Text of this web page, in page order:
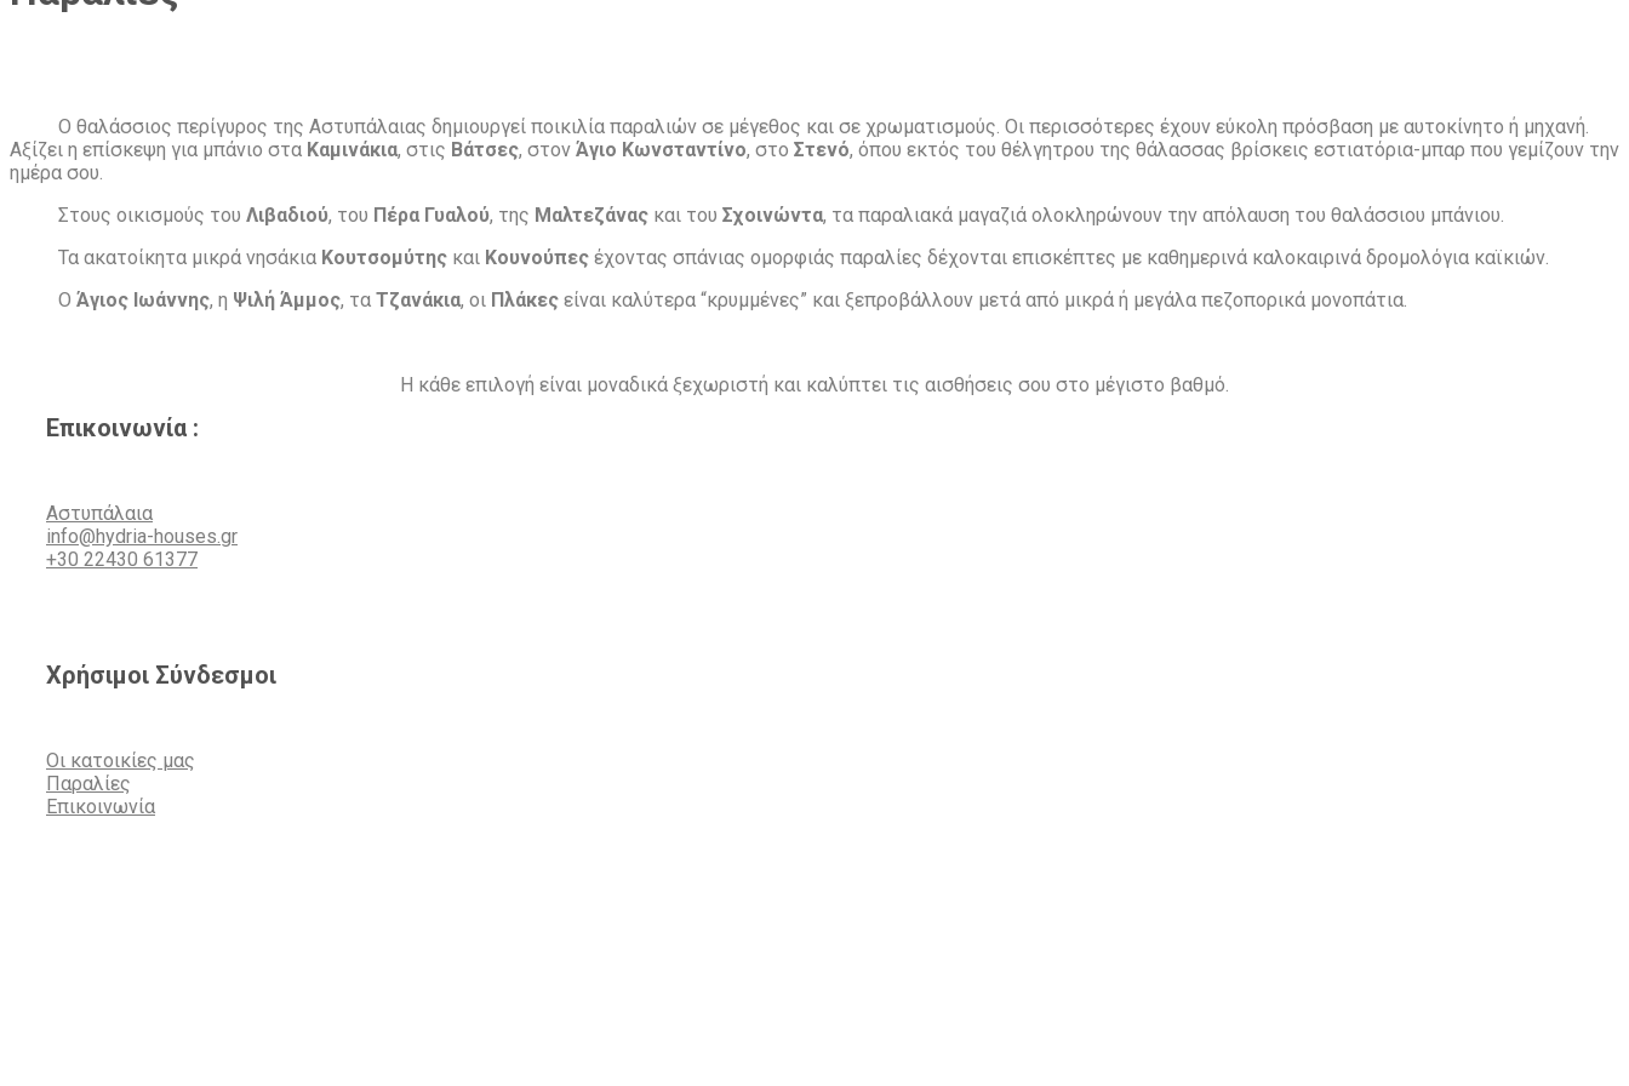
Ο θαλάσσιος περίγυρος της Αστυπάλαιας δημιουργεί ποικιλία παραλιών σε μέγεθος και σε χρωματισμούς. Οι περισσότερες έχουν εύκολη πρόσβαση με αυτοκίνητο ή μηχανή.
Αξίζει η επίσκεψη για μπάνιο στα Καμινάκια, στις Βάτσες, στον Άγιο Κωνσταντίνο, στο Στενό, όπου εκτός του θέλγητρου της θάλασσας βρίσκεις εστιατόρια-μπαρ που γεμίζουν την
ημέρα σου.
Στους οικισμούς του Λιβαδιού, του Πέρα Γυαλού, της Μαλτεζάνας και του Σχοινώντα, τα παραλιακά μαγαζιά ολοκληρώνουν την απόλαυση του θαλάσσιου μπάνιου.
Τα ακατοίκητα μικρά νησάκια Κουτσομύτης και Κουνούπες έχοντας σπάνιας ομορφιάς παραλίες δέχονται επισκέπτες με καθημερινά καλοκαιρινά δρομολόγια καϊκιών.
Ο Άγιος Ιωάννης, η Ψιλή Άμμος, τα Τζανάκια, οι Πλάκες είναι καλύτερα “κρυμμένες” και ξεπροβάλλουν μετά από μικρά ή μεγάλα πεζοπορικά μονοπάτια.
Η κάθε επιλογή είναι μοναδικά ξεχωριστή και καλύπτει τις αισθήσεις σου στο μέγιστο βαθμό.
Επικοινωνία :
Αστυπάλαια
info@hydria-houses.gr
+30 22430 61377
Χρήσιμοι Σύνδεσμοι
Οι κατοικίες μας
Παραλίες
Επικοινωνία